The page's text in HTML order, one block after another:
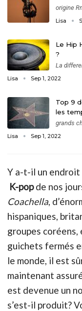
origine
Lisa
Le Hip
?
La
Lisa Sep 1, 2022
Top 9
les
grands
Lisa Sep 1, 2022
Y a-t-il un endroit
K-popde nos
Coachella,
hispaniques,
groupes
guichets fermés
le monde, il est
maintenant
est devenue un
s’est-il produit?